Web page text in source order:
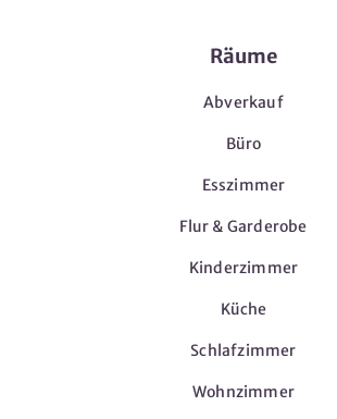
Räume
Abverkauf
Büro
Esszimmer
Flur & Garderobe
Kinderzimmer
Küche
Schlafzimmer
Wohnzimmer